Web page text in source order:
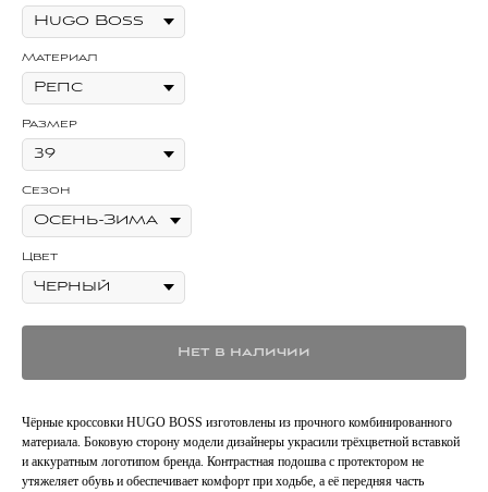
Материал
Размер
Сезон
Цвет
Нет в наличии
Чёрные кроссовки HUGO BOSS изготовлены из прочного комбинированного
материала. Боковую сторону модели дизайнеры украсили трёхцветной вставкой
и аккуратным логотипом бренда. Контрастная подошва с протектором не
утяжеляет обувь и обеспечивает комфорт при ходьбе, а её передняя часть